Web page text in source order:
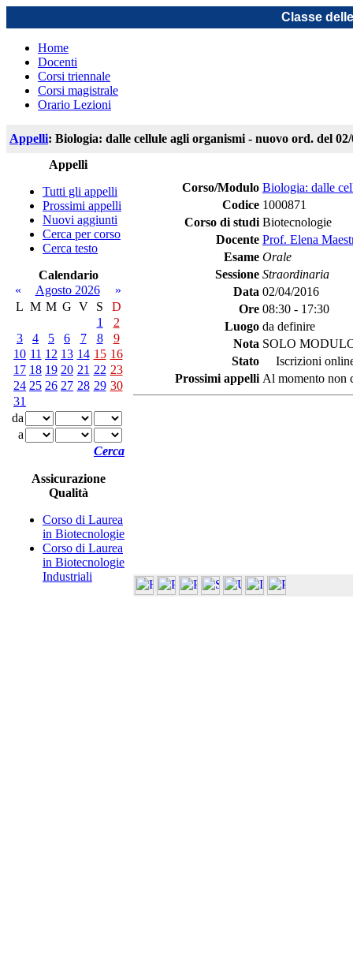
Classe
Home
Docenti
Corsi triennale
Corsi magistrale
Orario Lezioni
Appelli: Biologia: dalle cellule agli organismi - nuovo ord. del 02/
Appelli
Tutti gli appelli
Prossimi appelli
Nuovi aggiunti
Cerca per corso
Cerca testo
Calendario
«
Agosto 2026
»
L M M G V S
D
1
2
3
4 5 6 7 8
9
10 11 12 13 14 15 16
17 18 19 20 21 22 23
24 25 26 27 28 29 30
31
da
a
Cerca
Assicurazione
Qualità
Corso di Laurea
in Biotecnologie
Corso di Laurea
in Biotecnologie
Industriali
Corso/Modulo Biologia: dalle
Codice 1000871
Corso di studi Biotecnologie
Docente Prof. Elena
Esame Orale
Sessione Straordinaria
Data 02/04/2016
Ore 08:30 - 17:30
Luogo da definire
Nota SOLO
Stato
Iscrizioni
Prossimi appelli Al momento non